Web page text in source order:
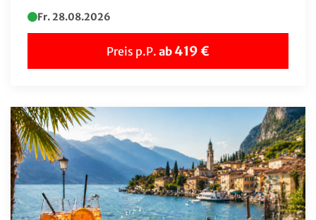
FR – Smarte Leserreise
Albanien
Barbados
Belgien
Botswana
Brasilien
Fr. 28.08.2026
Preis p.P. ab419 €